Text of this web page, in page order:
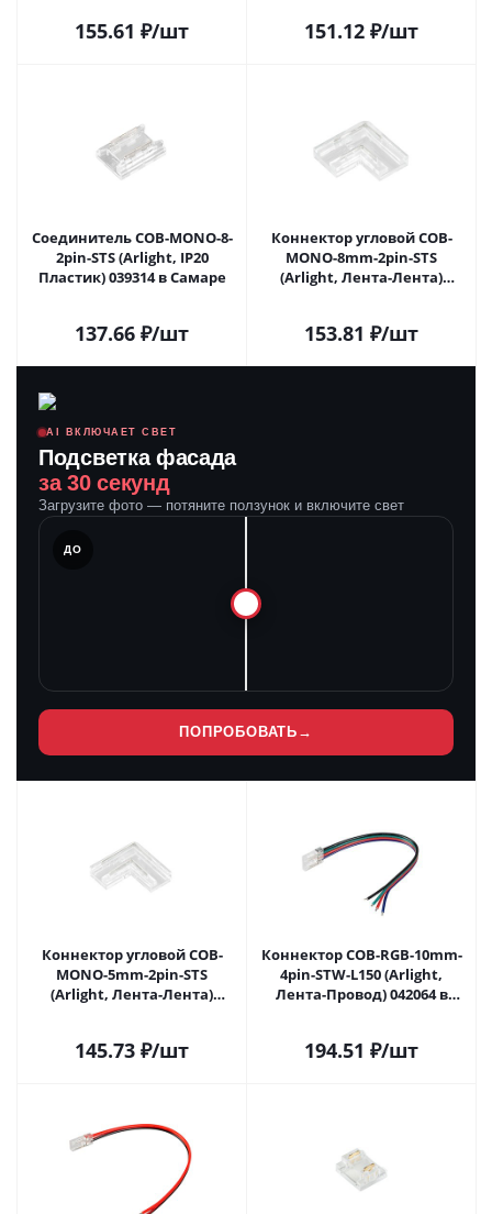
155.61 ₽/шт 151.12 ₽/шт
Соединитель COB-MONO-8-
2pin-STS (Arlight, IP20
Пластик) 039314 в Самаре
137.66 ₽/шт
Коннектор угловой COB-
MONO-8mm-2pin-STS
(Arlight, Лента-Лента)
153.81 ₽/шт
AI ВКЛЮЧАЕТ СВЕТ
Подсветка фасада
за 30 секунд
Загрузите фото — потяните ползунок и включите свет
ДО
ПОПРОБОВАТЬ →
Коннектор угловой COB-
MONO-5mm-2pin-STS
(Arlight, Лента-Лента)
145.73 ₽/шт
Коннектор COB-RGB-10mm-
4pin-STW-L150 (Arlight,
Лента-Провод) 042064 в
194.51 ₽/шт